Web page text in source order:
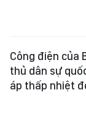
Công điện của
thủ dân sự
áp thấp nhiệt